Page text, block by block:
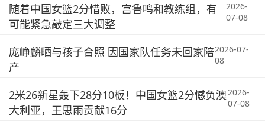
随着中国女篮2分惜败，宫鲁鸣和教练组，有
可能紧急敲定三大调整
2026-
07-08
庞峥麟晒与孩子合照 因国家队任务未回家陪
产
2026-07-
08
2米26新星轰下28分10板！中国女篮2分憾负澳
大利亚，王思雨贡献16分
2026-
07-08